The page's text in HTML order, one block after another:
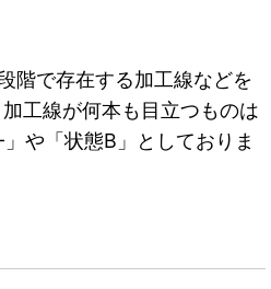
階で存在する加工線などを
工線が何本も目立つものは
や「状態B」としておりま